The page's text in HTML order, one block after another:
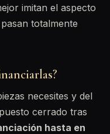
imitan el aspecto
totalmente
necesites y del
cerrado tras
hasta en